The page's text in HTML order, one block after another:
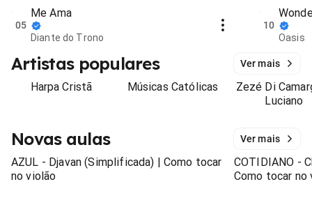
05
Me Ama
Diante do Trono
10
Oasis
Artistas populares Ver mais
Harpa Cristã Músicas Católicas
Zezé Di
Luciano
Novas aulas Ver mais
AZUL - Djavan (Simplificada) | Como tocar
no violão
COTIDIANO -
Como tocar no